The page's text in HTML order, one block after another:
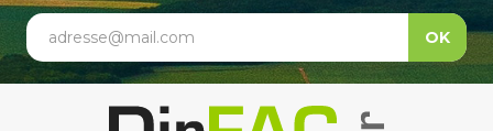
adresse@mail.com OK